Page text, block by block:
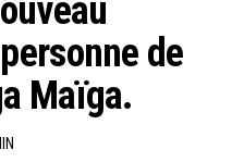
de
Maïga.